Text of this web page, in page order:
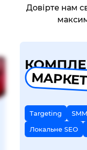
Довірте нам
Targeting SMM
Локальне SEO